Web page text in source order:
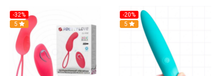
-32%
5
-20%
5